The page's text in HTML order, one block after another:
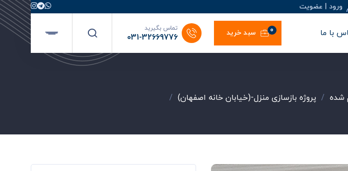
ورود | عضويت
با ما سبد خرید 0 تماس بگیرید
031-32669776
شده / پروژه بازسازی منزل-(خیابان خانه اصفهان) /